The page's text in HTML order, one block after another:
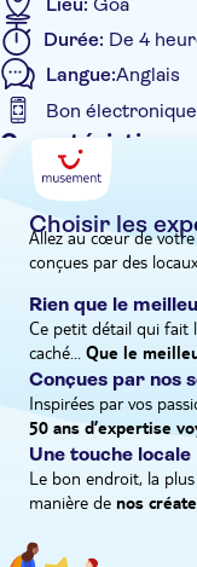
Après votre
rendrez dans une
La cuisine goanaise
portugaise lui confère
repas terminé, vous
ferme d'épices et
arômes qu'elle
Durée: De 4
Langue:Anglais
Bon
Caractéristiques
Entrée incluse
Visite guidée
Confirmation
Groupe réduit
Bon numérique
Pick-up à l'hôtel
Choisir les
Allez au cœur de votre
conçues par des
Rien que le
Ce petit détail qui fait
caché... Que le
Conçues par nos
Inspirées par vos
50 ans d’expertise
Une touche locale
Le bon endroit, la
manière de nos